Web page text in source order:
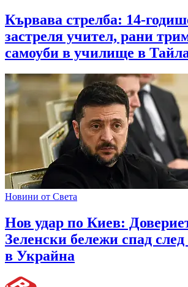
Кървава стрелба: 14-
застреля учител, рани
самоуби в училище в
Новини от Света
Нов удар по Киев:
Зеленски бележи спад след
в Украйна